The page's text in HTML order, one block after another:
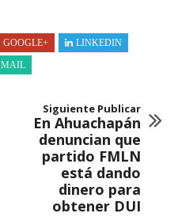
GOOGLE+
LINKEDIN
MAIL
Siguiente Publicar
En Ahuachapán
denuncian que
partido FMLN
está dando
dinero para
obtener DUI